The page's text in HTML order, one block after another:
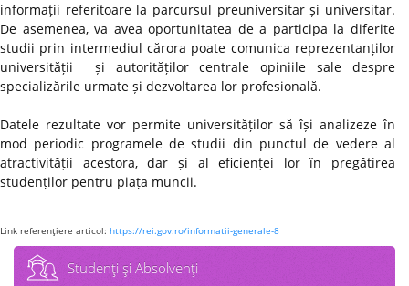
informații referitoare la parcursul preuniversitar și universitar.
De asemenea, va avea oportunitatea de a participa la diferite
studii prin intermediul cărora poate comunica reprezentanților
universității și autorităților centrale opiniile sale despre
specializările urmate și dezvoltarea lor profesională.
Datele rezultate vor permite universităților să își analizeze în
mod periodic programele de studii din punctul de vedere al
atractivității acestora, dar și al eficienței lor în pregătirea
studenților pentru piața muncii.
Link referenţiere articol: https://rei.gov.ro/informatii-generale-8
Studenţi şi Absolvenţi